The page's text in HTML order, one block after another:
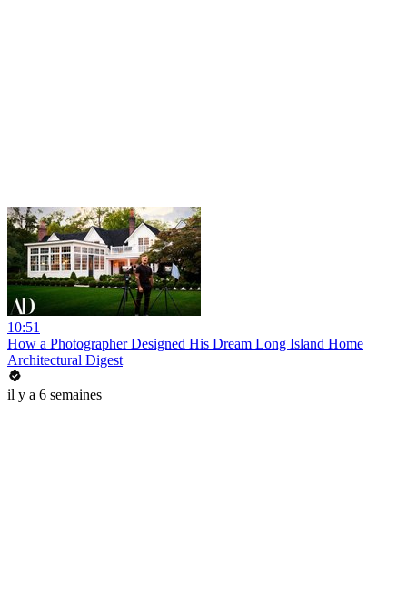
10:51
How a Photographer Designed His Dream Long Island Home
Architectural Digest
il y a 6 semaines